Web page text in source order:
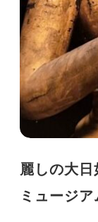
麗しの大
ミュージア